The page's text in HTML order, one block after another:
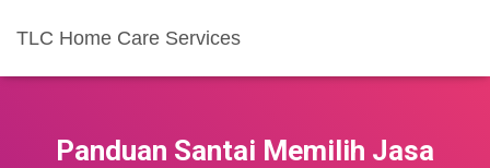
TLC Home Care Services
Panduan Santai Memilih Jasa